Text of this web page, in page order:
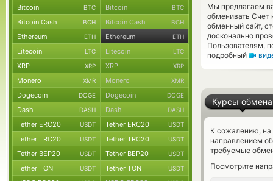
Мы предлагаем
обменивать Счет
обменный сайт,
досконально
Пользователям,
подробный
Курсы обмена
К сожалению, на
направлением
требуемые
Посмотрите
Bitcoin BTC Bitcoin BTC
Bitcoin Cash BCH Bitcoin Cash BCH
Ethereum ETH Ethereum ETH
Litecoin LTC Litecoin LTC
XRP XRP XRP XRP
Monero XMR Monero XMR
Dogecoin DOGE Dogecoin DOGE
Dash DASH Dash DASH
Tether ERC20 USDT Tether ERC20 USDT
Tether TRC20 USDT Tether TRC20 USDT
Tether BEP20 USDT Tether BEP20 USDT
Tether TON USDT Tether TON USDT